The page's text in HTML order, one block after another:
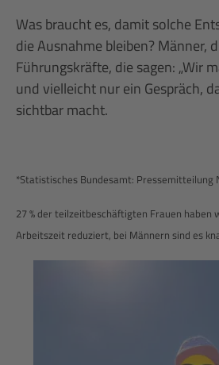
Was braucht es, damit solche
die Ausnahme bleiben? Männer,
Führungskräfte, die sagen: „Wir
und vielleicht nur ein Gespräch,
sichtbar macht.
*Statistisches Bundesamt: Pressemitteilung
27 % der teilzeitbeschäftigten Frauen haben
Arbeitszeit reduziert, bei Männern sind es